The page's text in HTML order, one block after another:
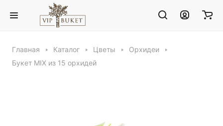
Главная Каталог Цветы
Орхидеи
Букет MIX из 15 орхидей